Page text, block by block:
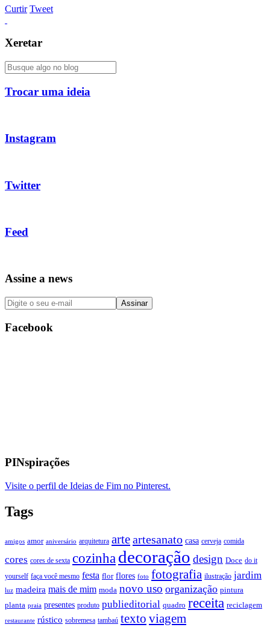
Curtir Tweet
Xeretar
Trocar uma ideia
Instagram
Twitter
Feed
Assine a news
Facebook
PINspirações
Visite o perfil de Ideias de Fim no Pinterest.
Tags
amigos amor aniversário arquitetura arteartesanato casa cerveja comida
cores cores de sexta cozinha decoração design Doce do it
yourself faça você mesmo festa flor flores foto fotografia ilustração jardim
luz madeira mais de mim moda novo uso organização pintura
planta praia presentes produto publieditorial quadro receita reciclagem
restaurante rústico sobremesa tambaú texto viagem